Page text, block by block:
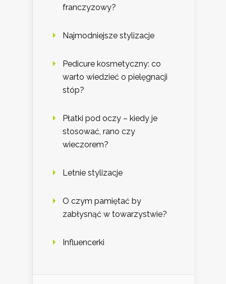
franczyzowy?
Najmodniejsze stylizacje
Pedicure kosmetyczny: co
warto wiedzieć o pielęgnacji
stóp?
Płatki pod oczy – kiedy je
stosować, rano czy
wieczorem?
Letnie stylizacje
O czym pamiętać by
zabłysnąć w towarzystwie?
Influencerki